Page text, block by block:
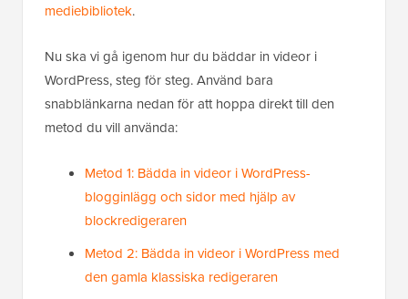
mediebibliotek.
Nu ska vi gå igenom hur du bäddar in videor i
WordPress, steg för steg. Använd bara
snabblänkarna nedan för att hoppa direkt till den
metod du vill använda:
Metod 1: Bädda in videor i WordPress-
blogginlägg och sidor med hjälp av
blockredigeraren
Metod 2: Bädda in videor i WordPress med
den gamla klassiska redigeraren